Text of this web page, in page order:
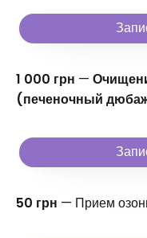
1 000 грн —
(печеночный
50 грн — Прием